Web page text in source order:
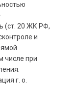
(ст. 20 ЖК РФ,
и
числе при
г. о.